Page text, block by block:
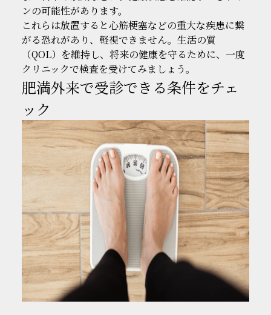
ンの可能性があります。
これらは放置すると心筋梗塞などの重大な疾患に繋
がる恐れがあり、軽視できません。生活の質
（QOL）を維持し、将来の健康を守るために、一度
クリニックで検査を受けてみましょう。
肥満外来で受診できる条件をチェ
ック